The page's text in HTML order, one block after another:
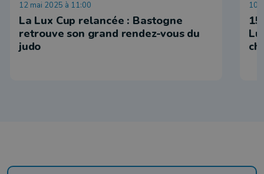
12 mai 2025 à 11:00
La Lux Cup relancée : Bastogne
retrouve son grand rendez-vous du
judo
10